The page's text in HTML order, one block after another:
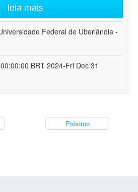
leia mais
Federal de Uberlândia -
BRT 2024-Fri Dec 31
Próximo